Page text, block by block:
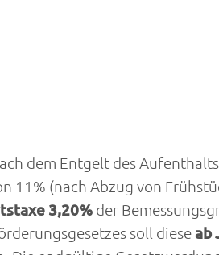
dem Entgelt des
11% (nach Abzug von
3,20% der
soll dieseab